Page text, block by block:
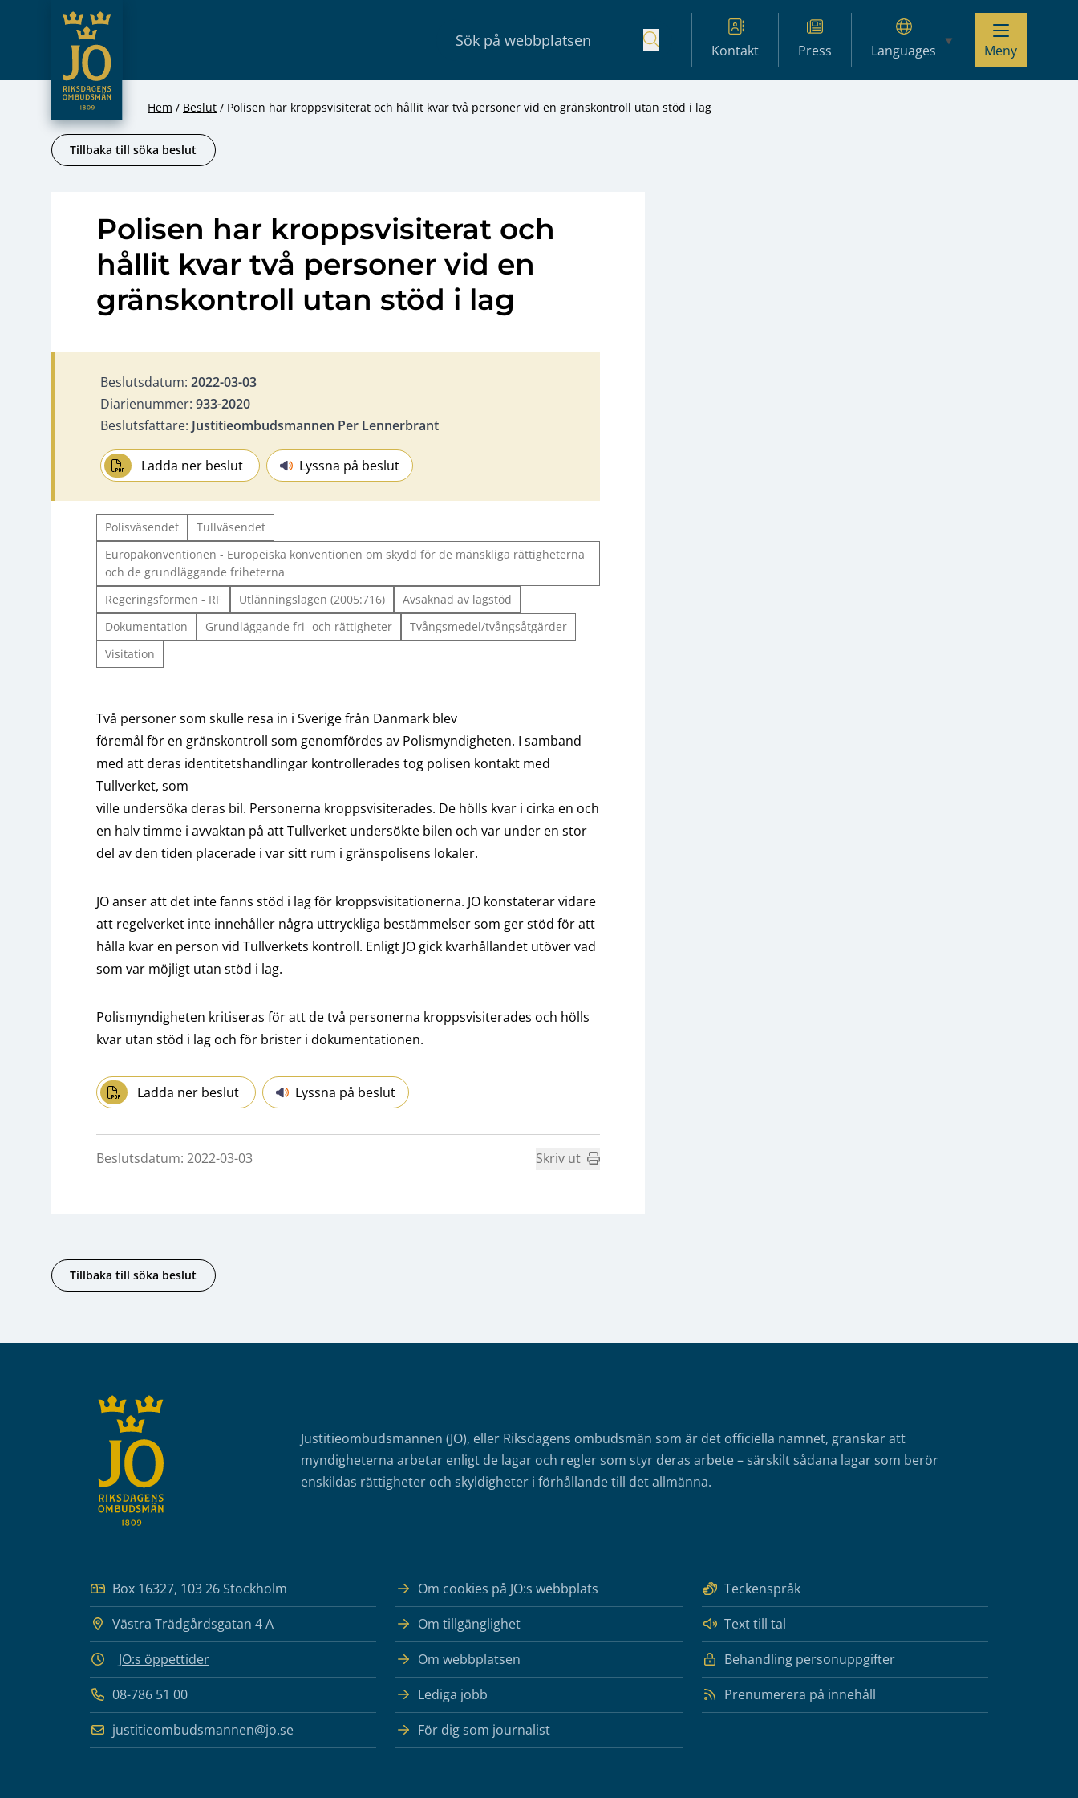
Hoppa till innehåll
JO – Riksdagens Ombudsmän
Kontakt Press Languages Meny
Hem Beslut Polisen har kroppsvisiterat och hållit kvar två personer vid en gränskontroll utan stöd i lag
Tillbaka till söka beslut
Polisen har kroppsvisiterat och
hållit kvar två personer vid en
gränskontroll utan stöd i lag
Beslutsdatum: 2022-03-03
Diarienummer: 933-2020
Beslutsfattare: Justitieombudsmannen Per Lennerbrant
Ladda ner beslut Lyssna på beslut
Polisväsendet
Tullväsendet
Europakonventionen - Europeiska konventionen om skydd för de mänskliga rättigheterna
och de grundläggande friheterna
Regeringsformen - RF
Utlänningslagen (2005:716)
Avsaknad av lagstöd
Dokumentation
Grundläggande fri- och rättigheter
Tvångsmedel/tvångsåtgärder
Visitation
Två personer som skulle resa in i Sverige från Danmark blev
föremål för en gränskontroll som genomfördes av Polismyndigheten. I samband
med att deras identitetshandlingar kontrollerades tog polisen kontakt med
Tullverket, som
ville undersöka deras bil. Personerna kroppsvisiterades. De hölls kvar i cirka en och
en halv timme i avvaktan på att Tullverket undersökte bilen och var under en stor
del av den tiden placerade i var sitt rum i gränspolisens lokaler.
JO anser att det inte fanns stöd i lag för kroppsvisitationerna. JO konstaterar vidare
att regelverket inte innehåller några uttryckliga bestämmelser som ger stöd för att
hålla kvar en person vid Tullverkets kontroll. Enligt JO gick kvarhållandet utöver vad
som var möjligt utan stöd i lag.
Polismyndigheten kritiseras för att de två personerna kroppsvisiterades och hölls
kvar utan stöd i lag och för brister i dokumentationen.
Ladda ner beslut Lyssna på beslut
Beslutsdatum: 2022-03-03 Skriv ut
Tillbaka till söka beslut
Justitieombudsmannen (JO), eller Riksdagens ombudsmän som är det officiella namnet, granskar att
myndigheterna arbetar enligt de lagar och regler som styr deras arbete – särskilt sådana lagar som berör
enskildas rättigheter och skyldigheter i förhållande till det allmänna.
Box 16327, 103 26 Stockholm
Västra Trädgårdsgatan 4 A
JO:s öppettider
08-786 51 00
justitieombudsmannen@jo.se
Om cookies på JO:s webbplats
Teckenspråk
Om tillgänglighet
Text till tal
Om webbplatsen
Behandling personuppgifter
Lediga jobb
Prenumerera på innehåll
För dig som journalist